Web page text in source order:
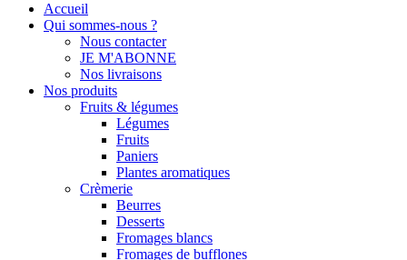
Accueil
Qui sommes-nous ?
Nous contacter
JE M'ABONNE
Nos livraisons
Nos produits
Fruits & légumes
Légumes
Fruits
Paniers
Plantes aromatiques
Crèmerie
Beurres
Desserts
Fromages blancs
Fromages de bufflones